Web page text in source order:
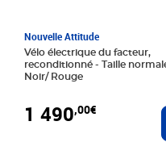
Nouvelle Attitude
Vélo électrique du facteur,
reconditionné - Taille normale -
Noir/ Rouge
1 490,00€